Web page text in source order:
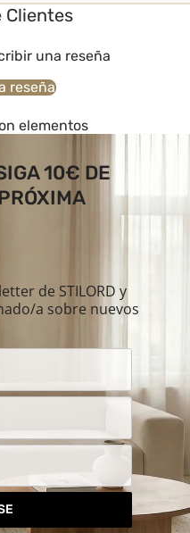
Clientes
una reseña
reseña
elementos
10€ DE
de STILORD y
a sobre nuevos